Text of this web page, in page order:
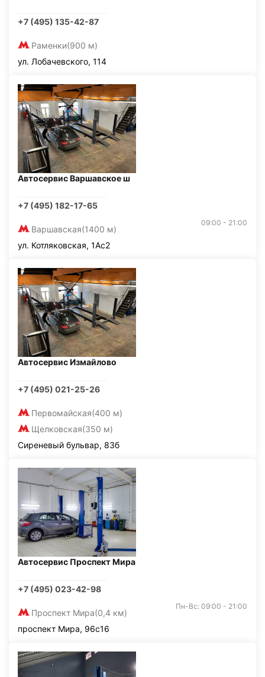
+7 (495) 135-42-87
Раменки(900 м)
ул. Лобачевского, 114
Автосервис Варшавское ш
+7 (495) 182-17-65
Варшавская(1400 м)
09:00 - 21:00
ул. Котляковская, 1Ас2
Автосервис Измайлово
+7 (495) 021-25-26
Первомайская(400 м)
Щелковская(350 м)
Сиреневый бульвар, 83б
Автосервис Проспект Мира
+7 (495) 023-42-98
Проспект Мира(0,4 км)
Пн-Вс: 09:00 - 21:00
проспект Мира, 96с16